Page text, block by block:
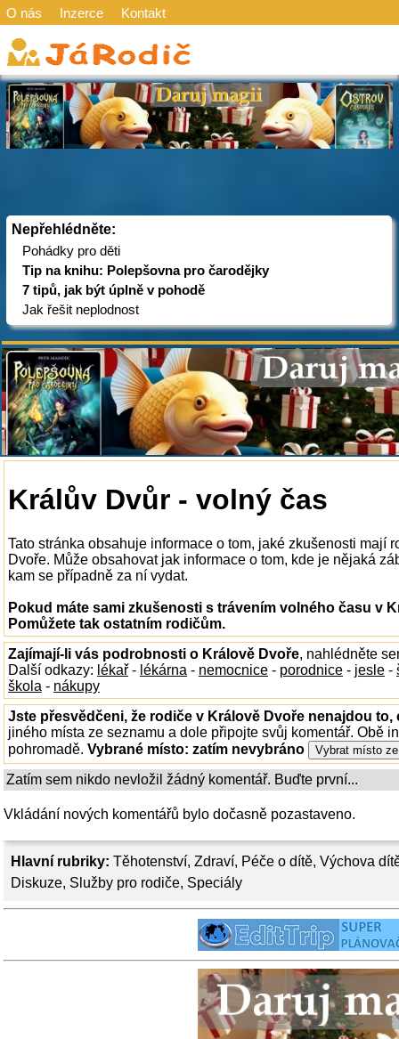
O nás Inzerce Kontakt
Nepřehlédněte:
Pohádky pro děti
Tip na knihu: Polepšovna pro čarodějky
7 tipů, jak být úplně v pohodě
Jak řešit neplodnost
Hlavní rubriky: Těhotenství, Zdraví, Péče o dítě, Výchova
Diskuze, Služby pro rodiče, Speciály
Králův Dvůr - volný čas
Tato stránka obsahuje informace o tom, jaké zkušenosti mají
Dvoře. Může obsahovat jak informace o tom, kde je nějaká
kam se případně za ní vydat.
Pokud máte sami zkušenosti s trávením volného času v
Pomůžete tak ostatním rodičům.
Zajímají-li vás podrobnosti o Králově Dvoře, nahlédněte
Další odkazy: lékař - lékárna - nemocnice - porodnice - jesle -
škola - nákupy
Jste přesvědčeni, že rodiče v Králově Dvoře nenajdou to,
jiného místa ze seznamu a dole připojte svůj komentář. Obě
pohromadě. Vybrané místo: zatím nevybráno
Zatím sem nikdo nevložil žádný komentář. Buďte první...
Vkládání nových komentářů bylo dočasně pozastaveno.